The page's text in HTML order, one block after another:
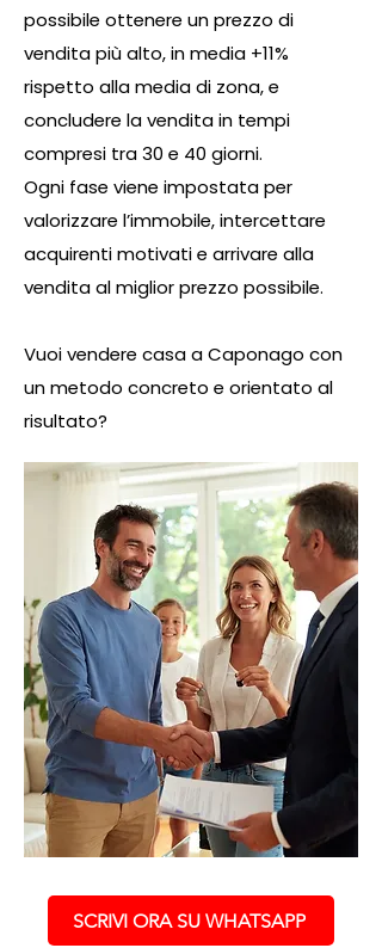
possibile ottenere un prezzo di
vendita più alto, in media +11%
rispetto alla media di zona, e
concludere la vendita in tempi
compresi tra 30 e 40 giorni.
Ogni fase viene impostata per
valorizzare l’immobile, intercettare
acquirenti motivati e arrivare alla
vendita al miglior prezzo possibile.
Vuoi vendere casa a Caponago con
un metodo concreto e orientato al
risultato?
SCRIVI ORA SU WHATSAPP